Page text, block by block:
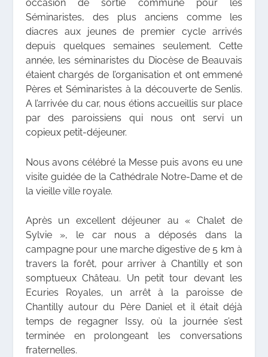
occasion de sortie commune pour les
Séminaristes, des plus anciens comme les
diacres aux jeunes de premier cycle arrivés
depuis quelques semaines seulement. Cette
année, les séminaristes du Diocèse de Beauvais
étaient chargés de l’organisation et ont emmené
Pères et Séminaristes à la découverte de Senlis.
A l’arrivée du car, nous étions accueillis sur place
par des paroissiens qui nous ont servi un
copieux petit-déjeuner.
Nous avons célébré la Messe puis avons eu une
visite guidée de la Cathédrale Notre-Dame et de
la vieille ville royale.
Après un excellent déjeuner au « Chalet de
Sylvie », le car nous a déposés dans la
campagne pour une marche digestive de 5 km à
travers la forêt, pour arriver à Chantilly et son
somptueux Château. Un petit tour devant les
Ecuries Royales, un arrêt à la paroisse de
Chantilly autour du Père Daniel et il était déjà
temps de regagner Issy, où la journée s’est
terminée en prolongeant les conversations
fraternelles.